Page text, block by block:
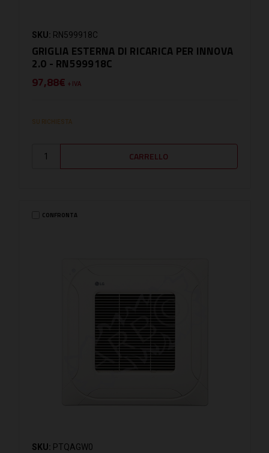
SKU: RN599918C
GRIGLIA ESTERNA DI RICARICA PER INNOVA
2.0 - RN599918C
97,88€ + IVA
SU RICHIESTA
CONFRONTA
SKU: PTQAGW0